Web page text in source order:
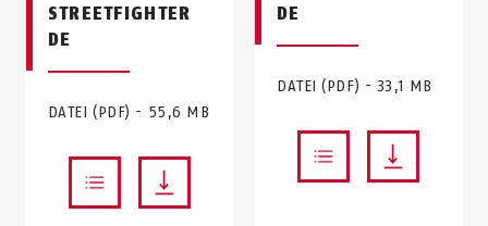
STREETFIGHTER
DE
DATEI (PDF) - 55,6 MB
DE
DATEI (PDF) - 33,1 MB